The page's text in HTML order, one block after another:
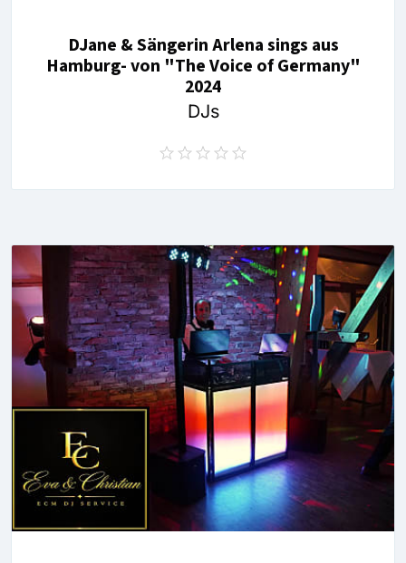
DJane & Sängerin Arlena sings aus
Hamburg- von "The Voice of Germany"
2024
DJs